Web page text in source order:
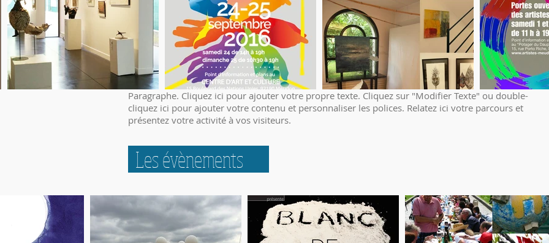
Paragraphe. Cliquez ici pour ajouter votre propre texte. Cliquez sur "Modifier Texte" ou double-
cliquez ici pour ajouter votre contenu et personnaliser les polices. Relatez ici votre parcours et
présentez votre activité à vos visiteurs.
Les évènements